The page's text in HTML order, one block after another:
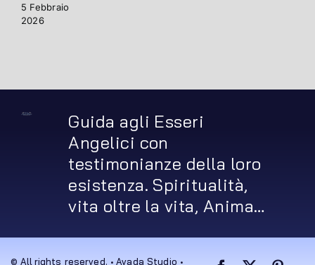
5 Febbraio
2026
Guida agli Esseri
Angelici con
testimonianze della loro
esistenza. Spiritualità,
vita oltre la vita, Anima…
© All rights reserved. • Avada Studio •